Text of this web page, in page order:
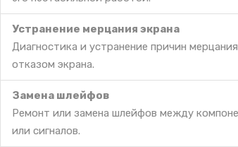
Устранение мерцания экрана
Диагностика и устранение причин
отказом экрана.
Замена шлейфов
Ремонт или замена шлейфов между
или сигналов.